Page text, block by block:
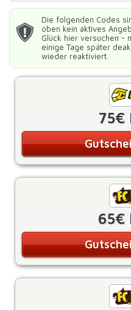
Die folgenden Codes
oben kein aktives
Glück hier versuchen -
einige Tage später
wieder reaktiviert.
75€
65€